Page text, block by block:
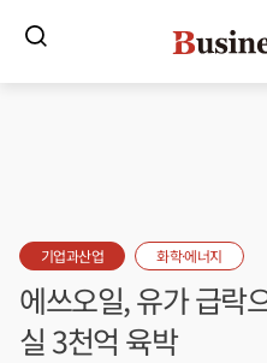
기업과산업 화학·에너지
에쓰오일, 유가 급락
실 3천억 육박